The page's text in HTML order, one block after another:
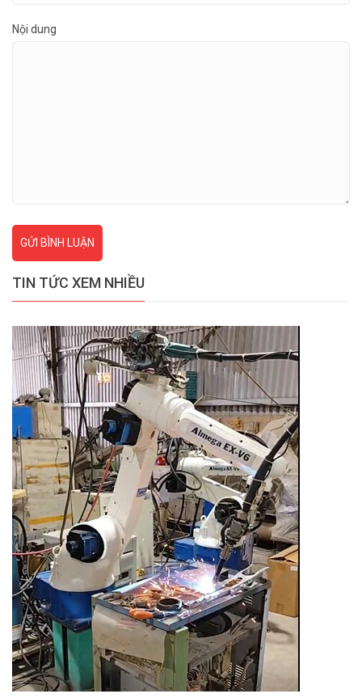
Nội dung
GỬI BÌNH LUẬN
TIN TỨC XEM NHIỀU